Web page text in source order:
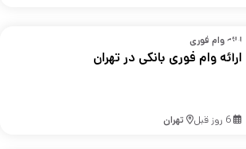
ارائه وام فوری
ارائه وام فوری بانکی در تهران
6 روز قبل تهران